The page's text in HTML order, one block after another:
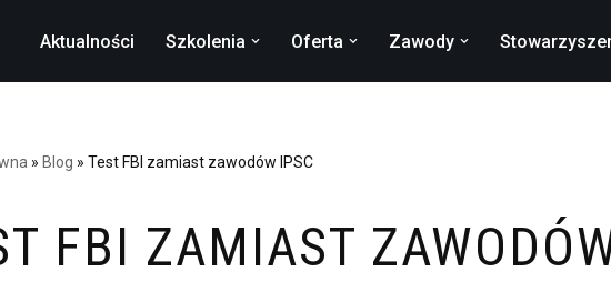
Aktualności Szkolenia Oferta Zawody
» Blog » Test FBI zamiast zawodów IPSC
FBI ZAMIAST